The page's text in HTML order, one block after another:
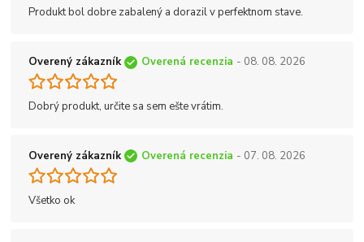
Produkt bol dobre zabalený a dorazil v perfektnom stave.
Overený zákazník Overená recenzia - 08. 08. 2026
Dobrý produkt, určite sa sem ešte vrátim.
Overený zákazník Overená recenzia - 07. 08. 2026
Všetko ok